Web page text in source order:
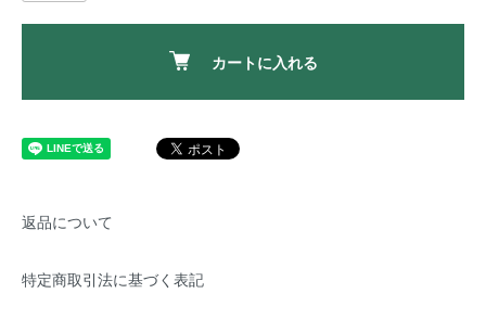
カートに入れる
返品について
特定商取引法に基づく表記